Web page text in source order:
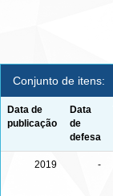
Conjunto de itens:
Data de
publicação
Data
de
defesa
2019 -